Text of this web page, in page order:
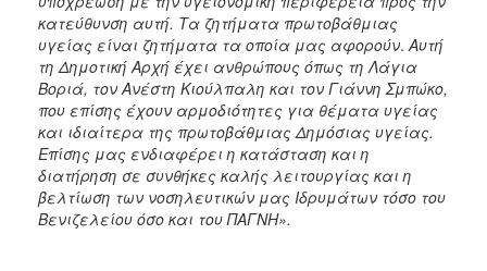
κατεύθυνση αυτή. Τα ζητήματα πρωτοβάθμιας
υγείας είναι ζητήματα τα οποία μας αφορούν. Αυτή
τη Δημοτική Αρχή έχει ανθρώπους όπως τη Λάγια
Βοριά, τον Ανέστη Κιούλπαλη και τον Γιάννη Σμπώκο,
που επίσης έχουν αρμοδιότητες για θέματα υγείας
και ιδιαίτερα της πρωτοβάθμιας Δημόσιας υγείας.
Επίσης μας ενδιαφέρει η κατάσταση και η
διατήρηση σε συνθήκες καλής λειτουργίας και η
βελτίωση των νοσηλευτικών μας Ιδρυμάτων τόσο του
Βενιζελείου όσο και του ΠΑΓΝΗ».